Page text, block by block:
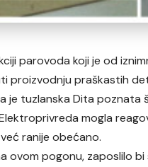
parovoda koji je od
proizvodnju praškastih
tuzlanska Dita poznata
mogla
ranije obećano.
ovom pogonu, zaposlilo